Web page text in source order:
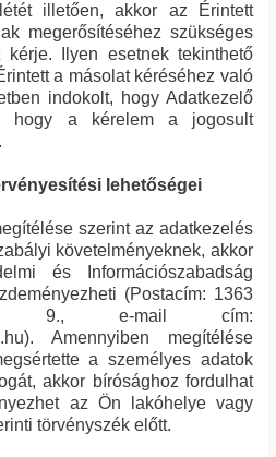
illetően, akkor az Érintett
megerősítéséhez szükséges
kérje. Ilyen esetnek tekinthető
a másolat kéréséhez való
indokolt, hogy Adatkezelő
hogy a kérelem a jogosult
lehetőségei
szerint az adatkezelés
követelményeknek, akkor
és Információszabadság
(Postacím: 1363
9., e-mail cím:
Amennyiben megítélése
a személyes adatok
akkor bírósághoz fordulhat
az Ön lakóhelye vagy
törvényszék előtt.